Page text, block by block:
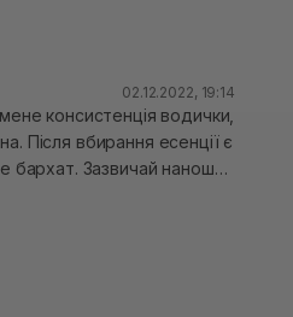
поборола за кілька
нашаровувати для
масажер: не
масаж
02.12.2022, 19:14
консистенція водички,
Після вбирання есенції є
бархат. Зазвичай наношу
зволоження. І закриваю